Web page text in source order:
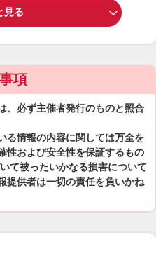
見る
項
、必ず主催者発行のものと照合
る情報の内容に関しては万全を
性および安全性を保証するもの
て被ったいかなる損害について
提供者は一切の責任を負いかね